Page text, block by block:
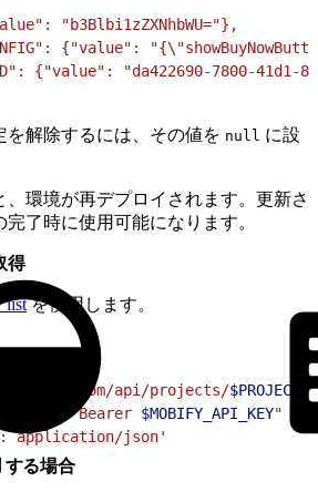
"b3Blbi1zZXNhbWU="},
{"value":
{"value": "da422690-7800-41d1-
を解除するには、その値を null に設
環境が再デプロイされます。更新さ
了時に使用可能になります。
得
を使用します。
api/projects/$PROJECT
/
Bearer $MOBIFY_API_KEY"
application/json'
する場合